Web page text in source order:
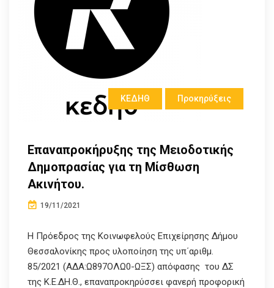
ΚΕΔΗΘ Προκηρύξεις
Επαναπροκήρυξης της Μειοδοτικής
Δημοπρασίας για τη Μίσθωση
Ακινήτου.
19/11/2021
Η Πρόεδρος της Κοινωφελούς Επιχείρησης Δήμου
Θεσσαλονίκης προς υλοποίηση της υπ΄αριθμ.
85/2021 (ΑΔΑ:Ω897ΟΛΩ0-ΩΞΣ) απόφασης του ΔΣ
της Κ.Ε.ΔΗ.Θ., επαναπροκηρύσσει φανερή προφορική